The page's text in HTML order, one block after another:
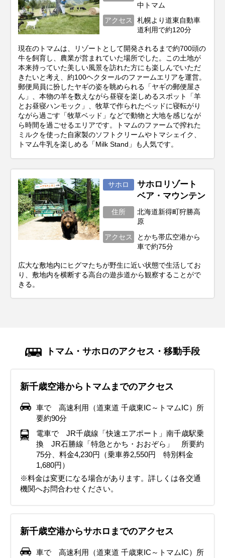
中トマム
アクセス
札幌より道東自動車
道利用で約120分
現在のトマムは、リゾートとして開発されるまで約700頭の
牛を飼育し、農業が営まれていた場所でした。この土地が
本来持っていた美しい風景を訪れた方にも楽しんでいただ
きたいと考え、約100ヘクタールのファームエリアを運営。
郵便局員に扮したヤギの姿を眺められる「ヤギの郵便屋さ
ん」、本物の羊を数えながら昼寝を楽しめるスポット「羊
とお昼寝ハンモック」、牧草で作られたベッドに寝転がり
ながら過ごす「牧草ベッド」などで動物と大地を感じなが
ら時間を過ごせるエリアです。トマムのファームで搾れた
ミルクを使った自家製のソフトクリームやトマシェイク、
トマム牛乳を楽しめる「Milk Stand」も人気です。
サホロ
サホロリゾート
ベア・マウンテン
住所
北海道新得町狩勝高
原
アクセス
とかち帯広空港から
車で約75分
広大な敷地内にヒグマたちが野生に近い状態で生活してお
り、敷地内を横断する高台の遊歩道から観察することがで
きる。
トマム・サホロのアクセス・移動手段
新千歳空港からトマムまでのアクセス
車で 高速利用（道東道 千歳東IC～トマムIC）所
要約90分
電車で JR千歳線「快速エアポート」南千歳駅乗
換 JR石勝線「特急とかち・おおぞら」 所要約
75分、料金4,230円（乗車券2,550円 特別料金
1,680円）
※料金は変更になる場合があります。詳しくは各交通
機関へお問合わせください。
新千歳空港からサホロまでのアクセス
車で 高速利用（道東道 千歳東IC～トマムIC）所